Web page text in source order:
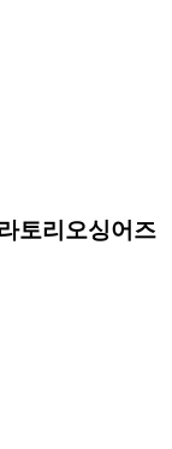
토리오싱어즈